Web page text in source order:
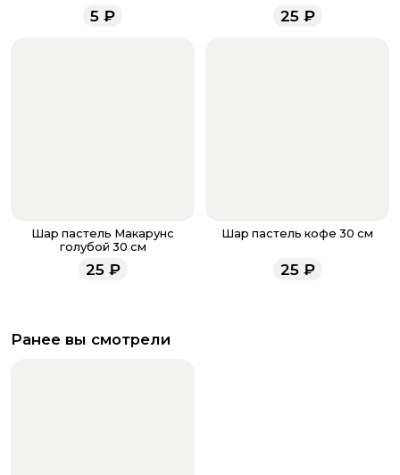
менеджеры работают ежедневно с 9.00 до 23.00 и
всегда рады проконсультировать вас.
5 ₽ 25₽
Шар пастель Макарунс
голубой 30 см
25₽
Шар пастель кофе 30 см
25₽
Ранее вы смотрели